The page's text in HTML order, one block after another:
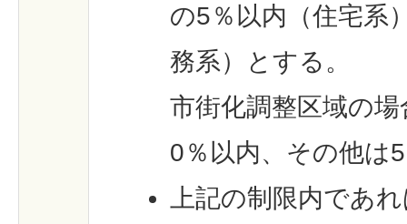
の5％以内（住宅系
務系）とする。
市街化調整区域の
0％以内、その他は
上記の制限内であ